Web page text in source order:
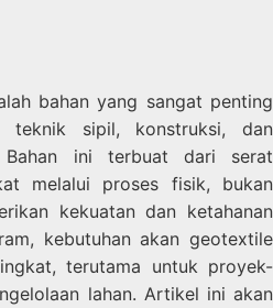
bahan yang sangat penting
teknik sipil, konstruksi, dan
Bahan ini terbuat dari serat
melalui proses fisik, bukan
kekuatan dan ketahanan
kebutuhan akan geotextile
terutama untuk proyek-
lahan. Artikel ini akan